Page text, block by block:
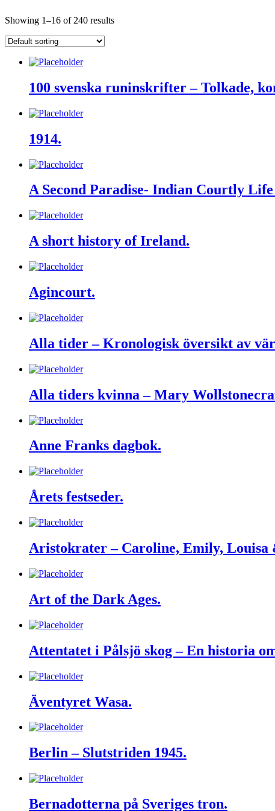
Showing 1–16 of 240 results
100 svenska runinskrifter – Tolkade,
1914.
A Second Paradise- Indian Courtly Life
A short history of Ireland.
Agincourt.
Alla tider – Kronologisk översikt av
Alla tiders kvinna – Mary
Anne Franks dagbok.
Årets festseder.
Aristokrater – Caroline, Emily, Louisa
Art of the Dark Ages.
Attentatet i Pålsjö skog – En historia
Äventyret Wasa.
Berlin – Slutstriden 1945.
Bernadotterna på Sveriges tron.